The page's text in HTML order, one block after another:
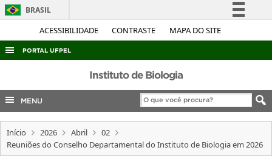
ACESSIBILIDADE CONTRASTE MAPA DO SITE
BRASIL
Simplifique!
Acesso à informação
Legislação
Canais
PORTAL UFPEL
ACESSO À INFORMAÇÃO
AUDITORIA
COBALTO
CONCURSOS
Instituto de Biologia
MENU
Início 2026 Abril
02
Reuniões do Conselho Departamental do Instituto de Biologia em 2026